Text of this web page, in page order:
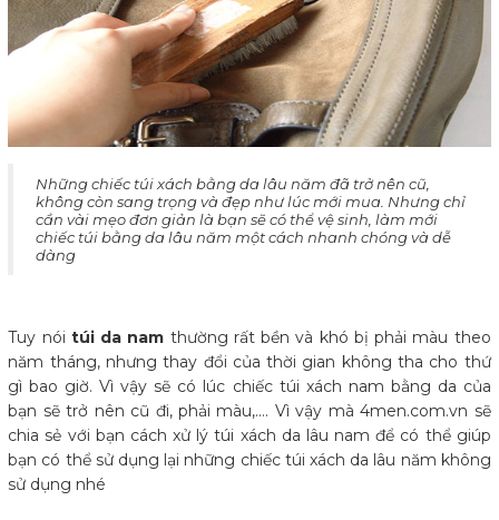
​Những chiếc túi xách bằng da lâu năm đã trở nên cũ,
không còn sang trọng và đẹp như lúc mới mua. Nhưng chỉ
cần vài mẹo đơn giản là bạn sẽ có thể vệ sinh, làm mới
chiếc túi bằng da lâu năm một cách nhanh chóng và dễ
dàng
Tuy nói túi da nam thường rất bền và khó bị phải màu theo
năm tháng, nhưng thay đổi của thời gian không tha cho thứ
gì bao giờ. Vì vậy sẽ có lúc chiếc túi xách nam bằng da của
bạn sẽ trở nên cũ đi, phải màu,…. Vì vậy mà 4men.com.vn sẽ
chia sẻ với bạn cách xử lý túi xách da lâu nam để có thể giúp
bạn có thể sử dụng lại những chiếc túi xách da lâu năm không
sử dụng nhé